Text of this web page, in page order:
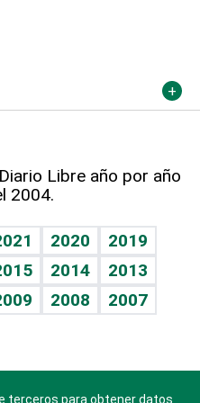
Libre año por año
2004.
2020
2019
2014
2013
2008
2007
terceros para obtener datos